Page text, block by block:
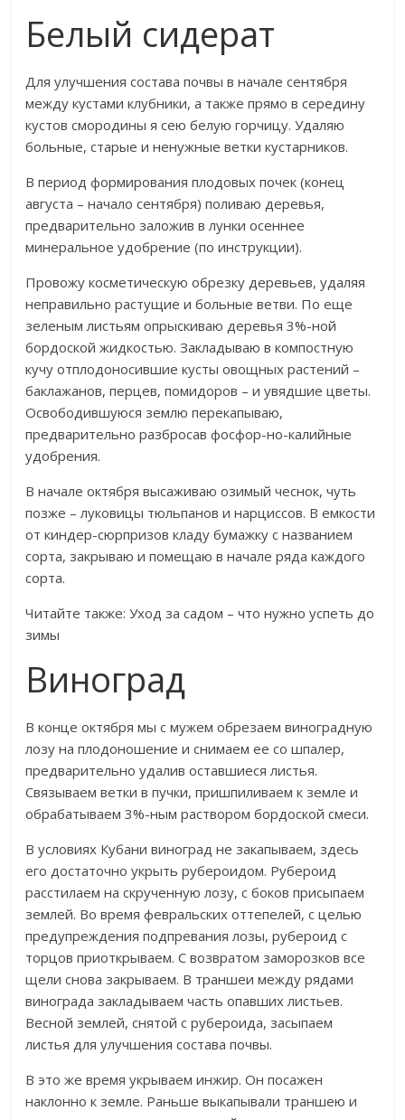
Белый сидерат
Для улучшения состава почвы в начале сентября
между кустами клубники, а также прямо в середину
кустов смородины я сею белую горчицу. Удаляю
больные, старые и ненужные ветки кустарников.
В период формирования плодовых почек (конец
августа – начало сентября) поливаю деревья,
предварительно заложив в лунки осеннее
минеральное удобрение (по инструкции).
Провожу косметическую обрезку деревьев, удаляя
неправильно растущие и больные ветви. По еще
зеленым листьям опрыскиваю деревья 3%-ной
бордоской жидкостью. Закладываю в компостную
кучу отплодоносившие кусты овощных растений –
баклажанов, перцев, помидоров – и увядшие цветы.
Освободившуюся землю перекапываю,
предварительно разбросав фосфор-но-калийные
удобрения.
В начале октября высаживаю озимый чеснок, чуть
позже – луковицы тюльпанов и нарциссов. В емкости
от киндер-сюрпризов кладу бумажку с названием
сорта, закрываю и помещаю в начале ряда каждого
сорта.
Читайте также: Уход за садом – что нужно успеть до
зимы
Виноград
В конце октября мы с мужем обрезаем виноградную
лозу на плодоношение и снимаем ее со шпалер,
предварительно удалив оставшиеся листья.
Связываем ветки в пучки, пришпиливаем к земле и
обрабатываем 3%-ным раствором бордоской смеси.
В условиях Кубани виноград не закапываем, здесь
его достаточно укрыть рубероидом. Рубероид
расстилаем на скрученную лозу, с боков присыпаем
землей. Во время февральских оттепелей, с целью
предупреждения подпревания лозы, рубероид с
торцов приоткрываем. С возвратом заморозков все
щели снова закрываем. В траншеи между рядами
винограда закладываем часть опавших листьев.
Весной землей, снятой с рубероида, засыпаем
листья для улучшения состава почвы.
В это же время укрываем инжир. Он посажен
наклонно к земле. Раньше выкапывали траншею и